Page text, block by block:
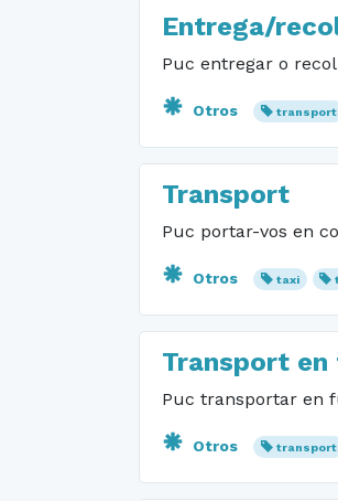
Entrega/
Puc entregar o
Otros transport
Transport
Puc portar-vos en
Otros taxi
Transport
Puc transportar en
Otros transport